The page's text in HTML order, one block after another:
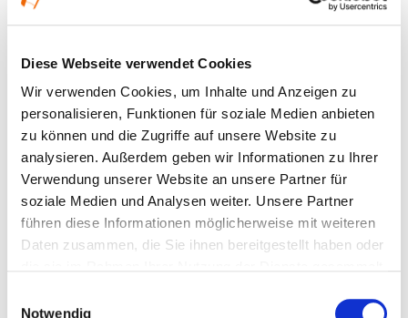
Diese Webseite verwendet Cookies
Wir verwenden Cookies, um Inhalte und Anzeigen zu
personalisieren, Funktionen für soziale Medien anbieten
zu können und die Zugriffe auf unsere Website zu
analysieren. Außerdem geben wir Informationen zu Ihrer
Verwendung unserer Website an unsere Partner für
soziale Medien und Analysen weiter. Unsere Partner
führen diese Informationen möglicherweise mit weiteren
Daten zusammen, die Sie ihnen bereitgestellt haben oder
Notwendig
VERANSTALTUNGEN IN
HISTORISCHES MUSEUM AM
STROM – EHEMALIGES
ELEKTRIZITÄTSWERK,
BINGEN AM RHEIN